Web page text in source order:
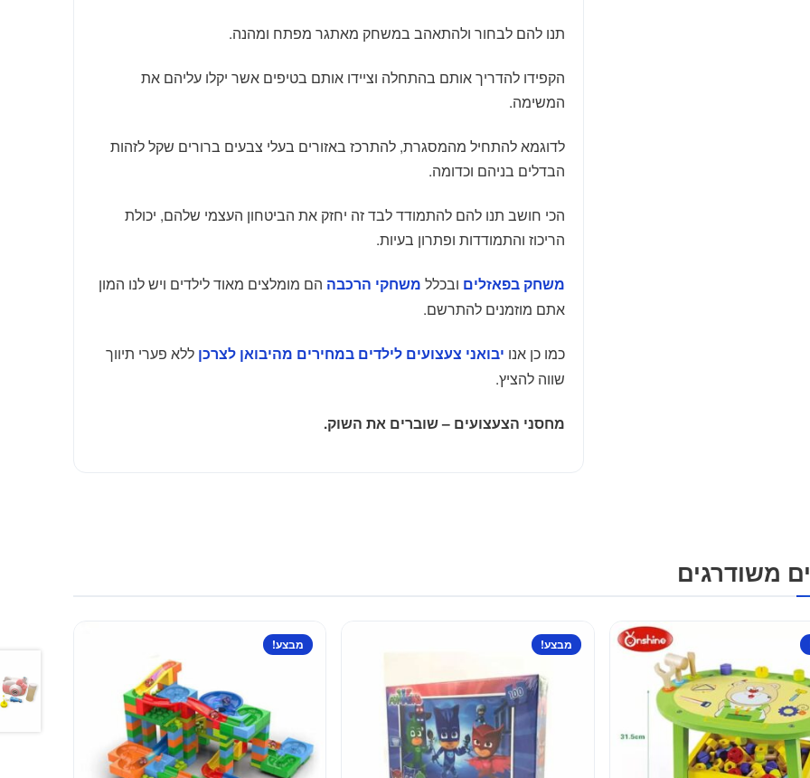
תנו להם לבחור ולהתאהב במשחק מאתגר מפתח ומהנה.
הקפידו להדריך אותם בהתחלה וציידו אותם בטיפים אשר יקלו עליהם את
המשימה.
לדוגמא להתחיל מהמסגרת, להתרכז באזורים בעלי צבעים ברורים שקל לזהות
הבדלים בניהם וכדומה.
הכי חושב תנו להם להתמודד לבד זה יחזק את הביטחון העצמי שלהם, יכולת
הריכוז והתמודדות ופתרון בעיות.
משחק בפאזלים ובכלל משחקי הרכבה הם מומלצים מאוד לילדים ויש לנו המון
אתם מוזמנים להתרשם.
כמו כן אנו יבואני צעצועים לילדים במחירים מהיבואן לצרכן ללא פערי תיווך
שווה להציץ.
מחסני הצעצועים – שוברים את השוק.
משודרגים
מבצע! מבצע!